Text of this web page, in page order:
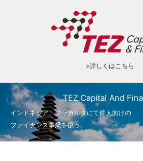
>詳しくはこちら
TEZ Capital And
インドネシア、ジャカルタにて個人向けの
ファイナンス事業を扱う。